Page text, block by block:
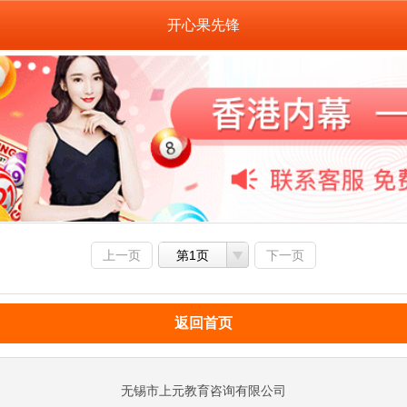
开心果先锋
上一页 第1页 下一页
返回首页
无锡市上元教育咨询有限公司